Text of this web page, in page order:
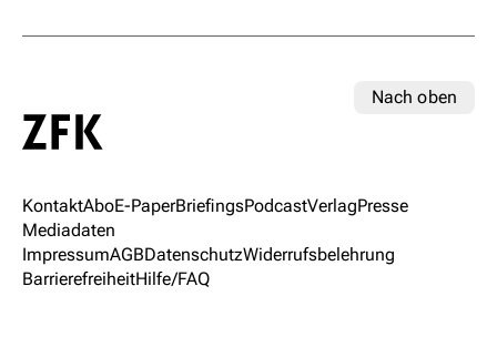
Nach oben
KontaktAboE-PaperBriefingsPodcastVerlagPresse
Mediadaten
ImpressumAGBDatenschutzWiderrufsbelehrung
BarrierefreiheitHilfe/FAQ